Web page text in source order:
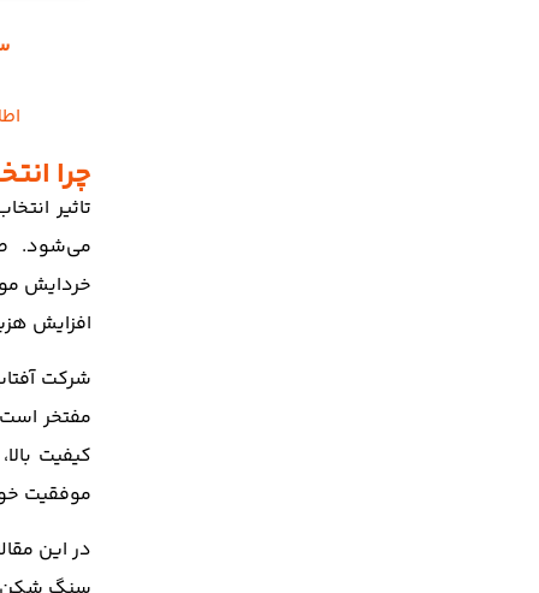
چرا
تاثیر
می‌شود.
خردایش
افزایش
شرکت
مفتخر
کیفیت
موفقیت
در این